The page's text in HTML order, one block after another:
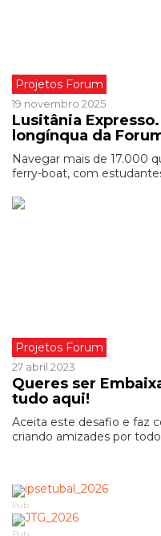
Projetos Forum
19 novembro 2025
Lusitânia
longínqua da
Navegar mais de 17.000
ferry-boat, com
Projetos Forum
27 abril 2023
Queres ser
tudo aqui!
Aceita este desafio e faz
criando amizades por
Pub